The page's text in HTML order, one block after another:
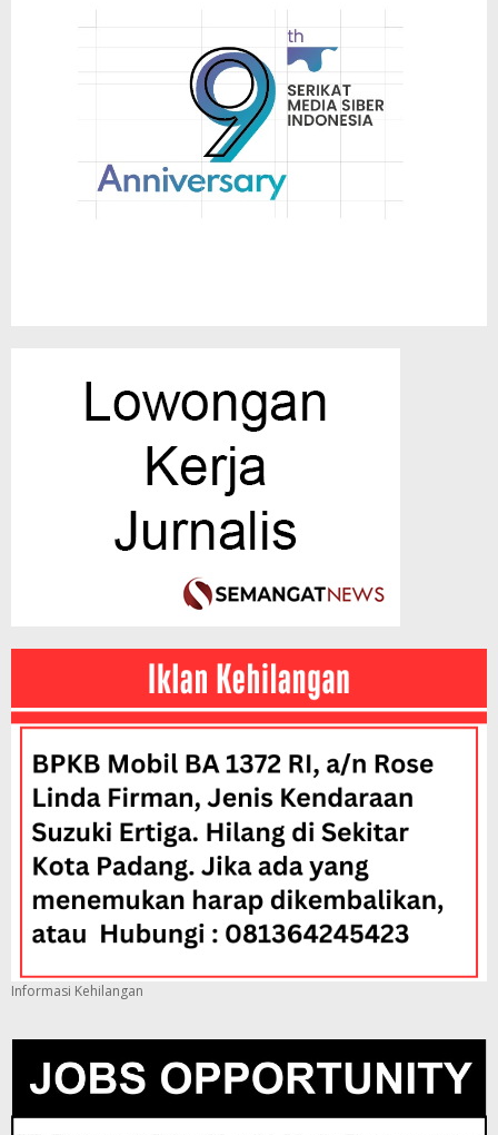
Informasi Kehilangan